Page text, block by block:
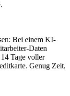
Bei einem KI-
Daten
Tage voller
Genug Zeit,